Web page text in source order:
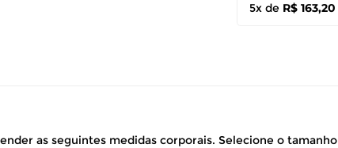
5x de R$ 163,20
as seguintes medidas corporais. Selecione o tamanho